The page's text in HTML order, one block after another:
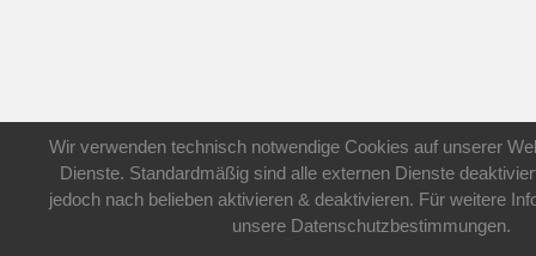
Wir verwenden technisch notwendige Cookies auf unserer
Dienste. Standardmäßig sind alle externen Dienste
jedoch nach belieben aktivieren & deaktivieren. Für weitere
unsere Datenschutzbestimmungen.